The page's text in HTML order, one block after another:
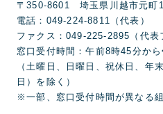
〒350-8601 埼玉県川越市元町
電話：049-224-8811（代表）
ファクス：049-225-2895（代表
窓口受付時間：午前8時45分か
（土曜日、日曜日、祝休日、年
日）を除く）
※一部、窓口受付時間が異なる